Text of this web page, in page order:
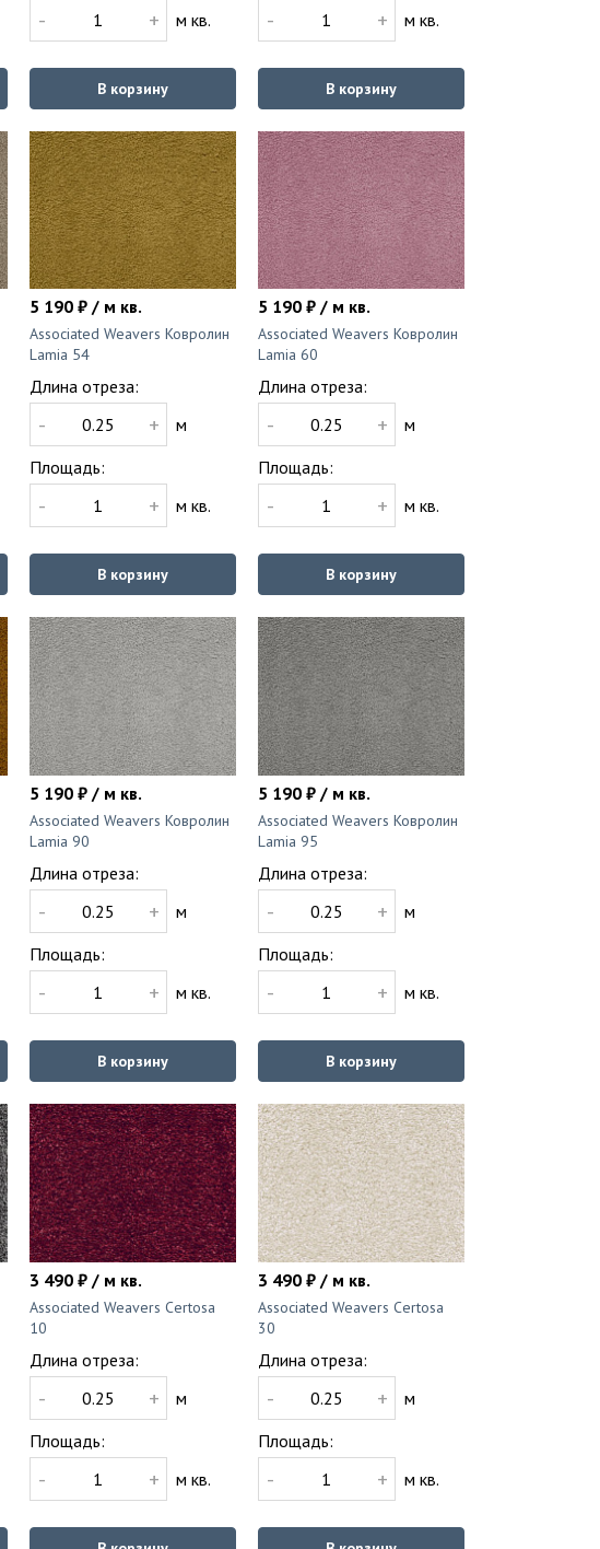
- + м кв.
В корзину
- + м кв.
В корзину
5 190 ₽ / м кв.
Associated Weavers Ковролин
Lamia 54
Длина отреза:
- +
м
Площадь:
- + м кв.
В корзину
5 190 ₽ / м кв.
Associated Weavers Ковролин
Lamia 60
Длина отреза:
- +
м
Площадь:
- + м кв.
В корзину
5 190 ₽ / м кв.
Associated Weavers Ковролин
Lamia 90
Длина отреза:
- +
м
Площадь:
- + м кв.
В корзину
5 190 ₽ / м кв.
Associated Weavers Ковролин
Lamia 95
Длина отреза:
- +
м
Площадь:
- + м кв.
В корзину
3 490 ₽ / м кв.
Associated Weavers Certosa
10
Длина отреза:
- +
м
Площадь:
- + м кв.
3 490 ₽ / м кв.
Associated Weavers Certosa
30
Длина отреза:
- +
м
Площадь:
- + м кв.